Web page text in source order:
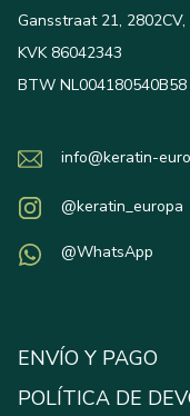
Gansstraat 21,
KVK 86042343
BTW NL004180540B58
info@keratin-
@keratin_europa
@WhatsApp
ENVÍO Y PAGO
POLÍTICA DE